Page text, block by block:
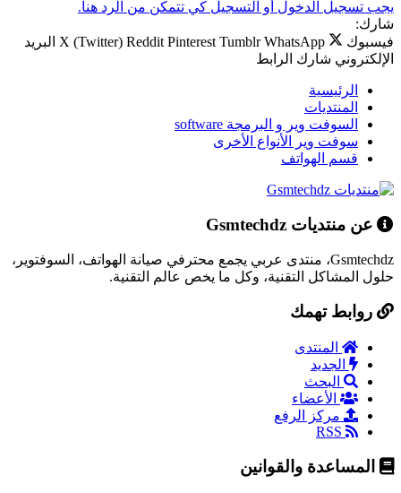
يجب تسجيل الدخول أو التسجيل كي تتمكن من الرد هنا.
شارك:
فيسبوك
X (Twitter) Reddit Pinterest Tumblr WhatsApp
البريد
الإلكتروني شارك الرابط
الرئيسية
المنتديات
السوفت وير و البرمجة software
سوفت وير الأنواع الأخرى
قسم الهواتف
عن منتديات Gsmtechdz
Gsmtechdz، منتدى عربي يجمع محترفي صيانة الهواتف، السوفتوير،
حلول المشاكل التقنية، وكل ما يخص عالم التقنية.
روابط تهمك
المنتدى
الجديد
البحث
الأعضاء
مركز الرفع
المساعدة والقوانين